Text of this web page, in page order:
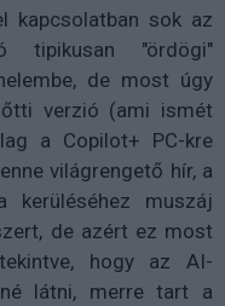
kapcsolatban sok az
tipikusan "ördögi"
de most úgy
verzió (ami ismét
a Copilot+ PC-kre
világrengető hír, a
kerüléséhez muszáj
de azért ez most
hogy az AI-
látni, merre tart a